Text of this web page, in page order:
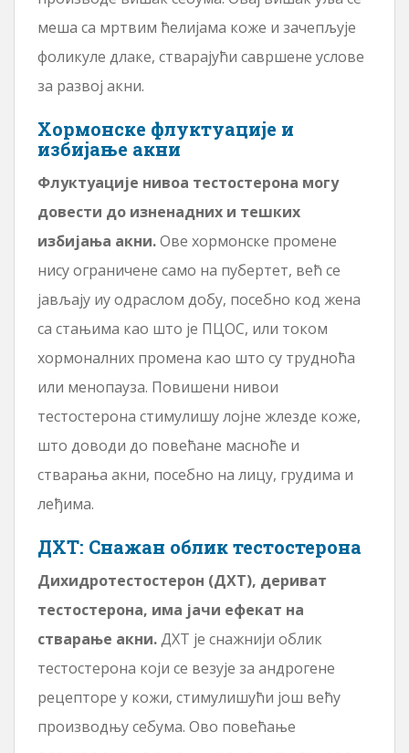
меша са мртвим ћелијама коже и зачепљује
фоликуле длаке, стварајући савршене услове
за развој акни.
Хормонске флуктуације и
избијање акни
Флуктуације нивоа тестостерона могу
довести до изненадних и тешких
избијања акни.Ове хормонске промене
нису ограничене само на пубертет, већ се
јављају иу одраслом добу, посебно код жена
са стањима као што је ПЦОС, или током
хормоналних промена као што су трудноћа
или менопауза. Повишени нивои
тестостерона стимулишу лојне жлезде коже,
што доводи до повећане масноће и
стварања акни, посебно на лицу, грудима и
леђима.
ДХТ: Снажан облик тестостерона
Дихидротестостерон (ДХТ), дериват
тестостерона, има јачи ефекат на
стварање акни.ДХТ је снажнији облик
тестостерона који се везује за андрогене
рецепторе у кожи, стимулишући још већу
производњу себума. Ово повећање